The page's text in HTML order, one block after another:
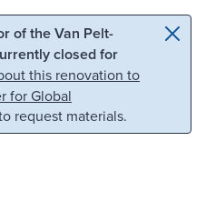
to search
of the Van Pelt-
closed for
this renovation to
for Global
request materials.